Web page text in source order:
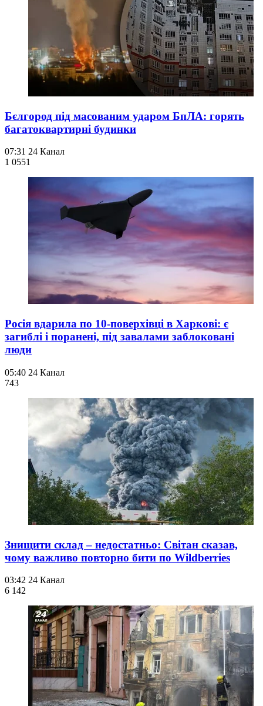
Бєлгород під масованим ударом БпЛА: горять
багатоквартирні будинки
07:31 24 Канал
1 0551
Росія вдарила по 10-поверхівці в Харкові: є
загиблі і поранені, під завалами заблоковані
люди
05:40 24 Канал
743
Знищити склад – недостатньо: Світан сказав,
чому важливо повторно бити по Wildberries
03:42 24 Канал
6 142